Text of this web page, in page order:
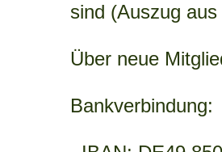
sind (Auszug
Über neue
Bankverbindung: